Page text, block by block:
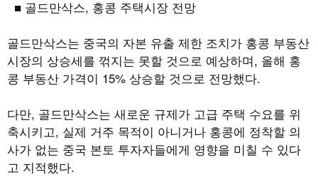
■ 골드만삭스, 홍콩 주택시장 전망
골드만삭스는 중국의 자본 유출 제한 조치가 홍콩 부동산
시장의 상승세를 꺾지는 못할 것으로 예상하며, 올해 홍
콩 부동산 가격이 15% 상승할 것으로 전망했다.
다만, 골드만삭스는 새로운 규제가 고급 주택 수요를 위
축시키고, 실제 거주 목적이 아니거나 홍콩에 정착할 의
사가 없는 중국 본토 투자자들에게 영향을 미칠 수 있다
고 지적했다.